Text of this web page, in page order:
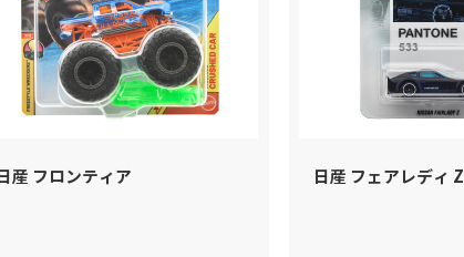
産 フロンティア 日産 フェアレディ Z